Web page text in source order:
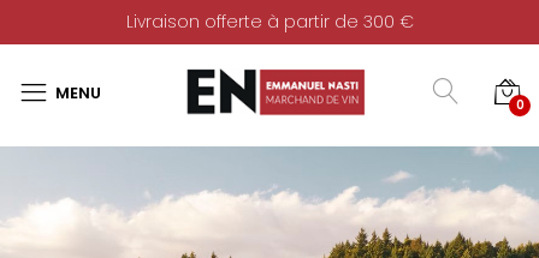
Livraison offerte à partir de 300 €
0